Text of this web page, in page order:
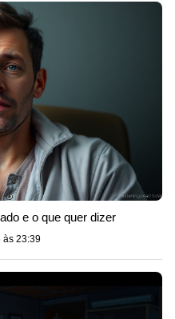
e o que quer dizer
às 23:39